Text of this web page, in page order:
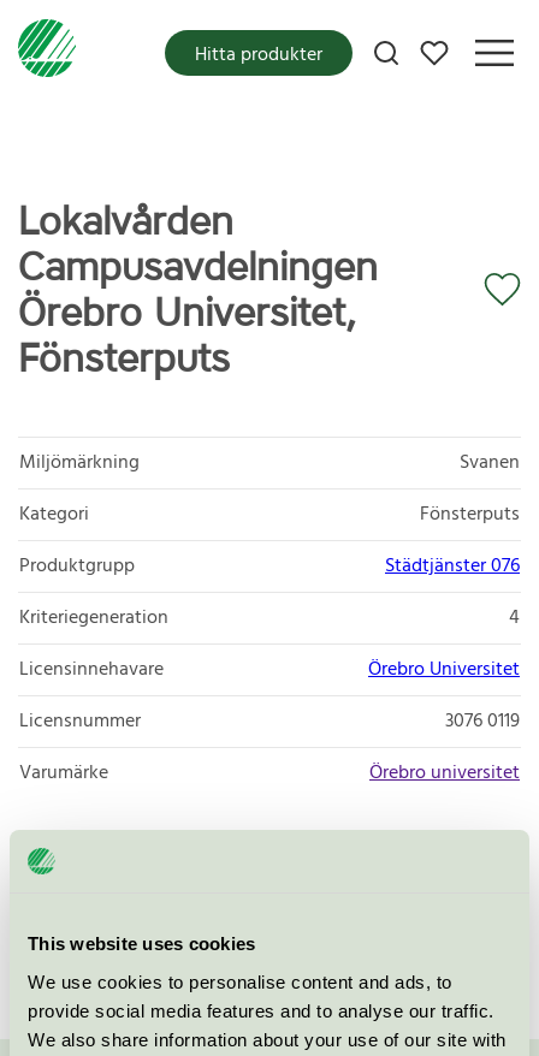
This website uses cookies
We use cookies to personalise content and ads, to
provide social media features and to analyse our traffic.
We also share information about your use of our site with
Mina favoriter
Hitta produkter
Lokalvården
Campusavdelningen
Örebro Universitet,
Fönsterputs
Miljömärkning
Svanen
Kategori
Fönsterputs
Produktgrupp
Städtjänster 076
Kriteriegeneration
4
Licensinnehavare
Örebro Universitet
Licensnummer
3076 0119
Varumärke
Örebro universitet